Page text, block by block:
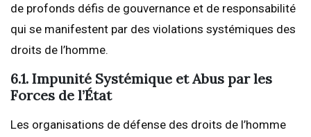
de profonds défis de gouvernance et de responsabilité
qui se manifestent par des violations systémiques des
droits de l’homme.
6.1. Impunité Systémique et Abus par les
Forces de l’État
Les organisations de défense des droits de l’homme